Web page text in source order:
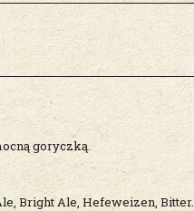
goryczką.
Bright Ale, Hefeweizen, Bitter.